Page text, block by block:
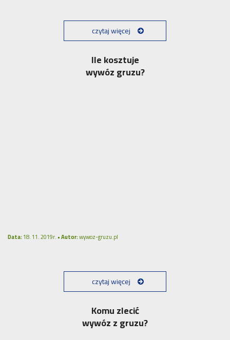
czytaj więcej
Ile kosztuje
wywóz gruzu?
Data:18. 11. 2019r. •Autor:wywoz-gruzu.pl
czytaj więcej
Komu zlecić
wywóz z gruzu?